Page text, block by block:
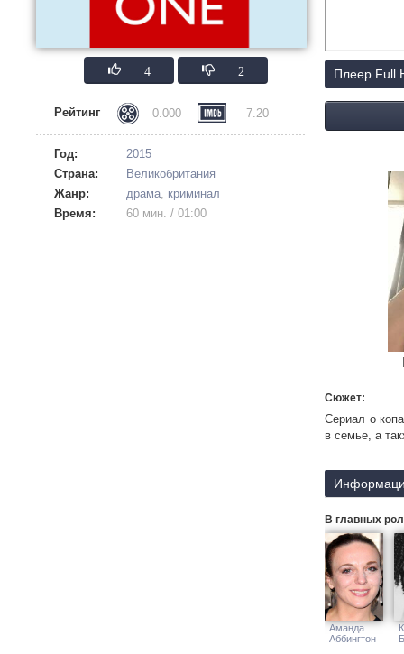
4 2
Рейтинг 0.000 7.20
Год:
2015
Страна:
Великобритания
Жанр:
драма, криминал
Время:
60 мин. / 01:00
Плеер Full
Сюжет:
Сериал о
в семье, а
В главных
Аманда
Аббингтон